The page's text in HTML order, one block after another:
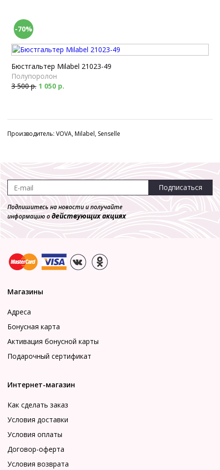
-70%
Бюстгальтер Milabel 21023-49
Полупоролон
3 500 р. 1 050 р.
Производитель: VOVA, Milabel, Senselle
Подписаться
Подпишитесь на новости и получайте
информацию одействующих акциях
Магазины
Адреса
Бонусная карта
Активация бонусной карты
Подарочный сертификат
Интернет-магазин
Как сделать заказ
Условия доставки
Условия оплаты
Договор-оферта
Условия возврата